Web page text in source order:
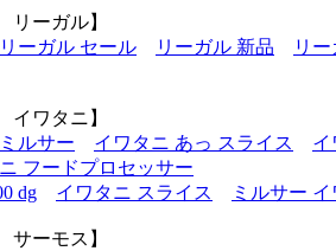
リーガル】
リーガル セール リーガル 新品
リ
イワタニ】
ルサー イワタニ あっ スライス
イ
フードプロセッサー
dg
イワタニ スライス ミルサー
サーモス】